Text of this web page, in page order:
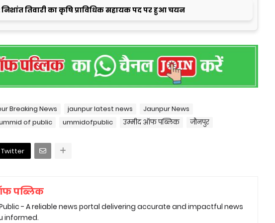
तिवारी का कृषि प्राविधिक सहायक पद पर हुआ चयन
Breaking News jaunpur latest news
Jaunpur News
of public ummidofpublic उम्मीद ऑफ पब्लिक जौनपुर
Twitter
पब्लिक
- A reliable news portal delivering accurate and impactful news
informed.